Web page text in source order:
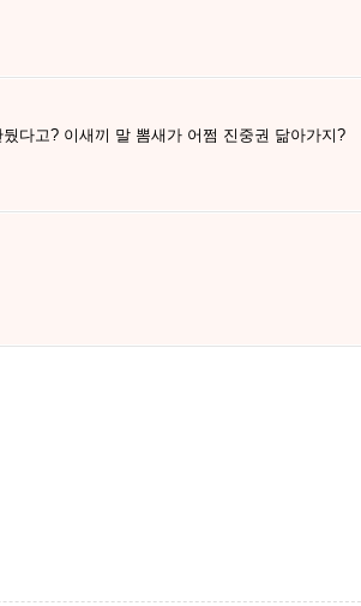
다고? 이새끼 말 뽐새가 어쩜 진중권 닮아가지?